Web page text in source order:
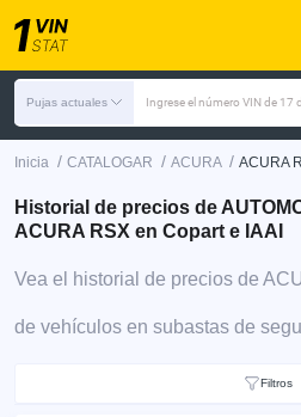
Pujas actuales Ingrese el número VIN de 17
Inicia / CATALOGAR / ACURA / ACURA
Historial de precios de
ACURA RSX en Copart e IAAI
Vea el historial de precios de
de vehículos en subastas de
Filtros